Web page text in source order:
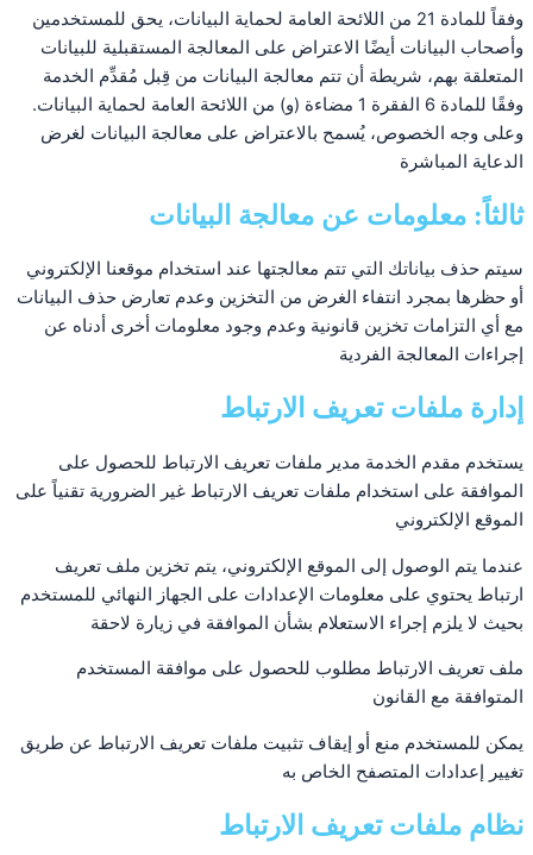
وفقاً للمادة 21 من اللائحة العامة لحماية البيانات، يحق للمستخدمين
وأصحاب البيانات أيضًا الاعتراض على المعالجة المستقبلية للبيانات
المتعلقة بهم، شريطة أن تتم معالجة البيانات من قِبل مُقدِّم الخدمة
وفقًا للمادة 6 الفقرة 1 مضاءة (و) من اللائحة العامة لحماية البيانات.
وعلى وجه الخصوص، يُسمح بالاعتراض على معالجة البيانات لغرض
الدعاية المباشرة
ثالثاً: معلومات عن معالجة البيانات
سيتم حذف بياناتك التي تتم معالجتها عند استخدام موقعنا الإلكتروني
أو حظرها بمجرد انتفاء الغرض من التخزين وعدم تعارض حذف البيانات
مع أي التزامات تخزين قانونية وعدم وجود معلومات أخرى أدناه عن
إجراءات المعالجة الفردية
إدارة ملفات تعريف الارتباط
يستخدم مقدم الخدمة مدير ملفات تعريف الارتباط للحصول على
الموافقة على استخدام ملفات تعريف الارتباط غير الضرورية تقنياً على
الموقع الإلكتروني
عندما يتم الوصول إلى الموقع الإلكتروني، يتم تخزين ملف تعريف
ارتباط يحتوي على معلومات الإعدادات على الجهاز النهائي للمستخدم
بحيث لا يلزم إجراء الاستعلام بشأن الموافقة في زيارة لاحقة
ملف تعريف الارتباط مطلوب للحصول على موافقة المستخدم
المتوافقة مع القانون
يمكن للمستخدم منع أو إيقاف تثبيت ملفات تعريف الارتباط عن طريق
تغيير إعدادات المتصفح الخاص به
نظام ملفات تعريف الارتباط